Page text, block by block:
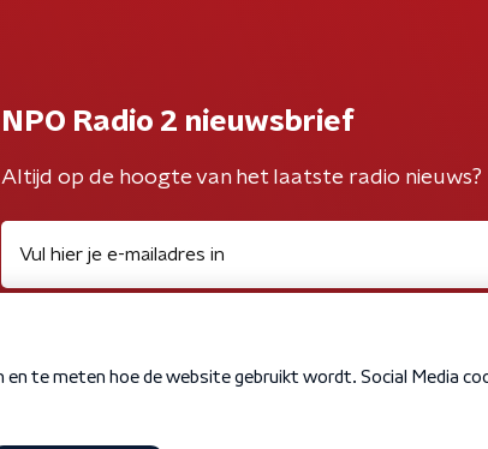
NPO Radio 2 nieuwsbrief
Altijd op de hoogte van het laatste radio nieuws?